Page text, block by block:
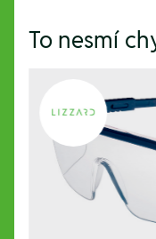
To nesmí